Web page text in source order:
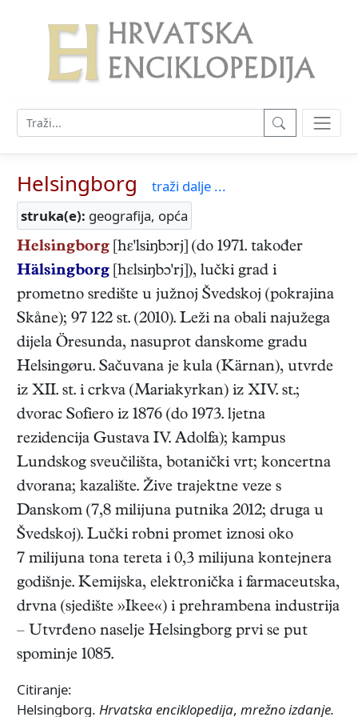
Helsingborg
traži dalje ...
struka(e): geografija, opća
Helsingborg [hε'lsiŋbɔrj] (do 1971. također
Hälsingborg [hεlsiŋbɔ'rj]), lučki grad i
prometno središte u južnoj Švedskoj (pokrajina
Skåne); 97 122 st. (2010). Leži na obali najužega
dijela Öresunda, nasuprot danskome gradu
Helsingøru. Sačuvana je kula (Kärnan), utvrde
iz XII. st. i crkva (Mariakyrkan) iz XIV. st.;
dvorac Sofiero iz 1876 (do 1973. ljetna
rezidencija Gustava IV. Adolfa); kampus
Lundskog sveučilišta, botanički vrt; koncertna
dvorana; kazalište. Žive trajektne veze s
Danskom (7,8 milijuna putnika 2012; druga u
Švedskoj). Lučki robni promet iznosi oko
7 milijuna tona tereta i 0,3 milijuna kontejnera
godišnje. Kemijska, elektronička i farmaceutska,
drvna (sjedište »Ikee«) i prehrambena industrija
– Utvrđeno naselje Helsingborg prvi se put
spominje 1085.
Citiranje:
Helsingborg. Hrvatska enciklopedija, mrežno izdanje.